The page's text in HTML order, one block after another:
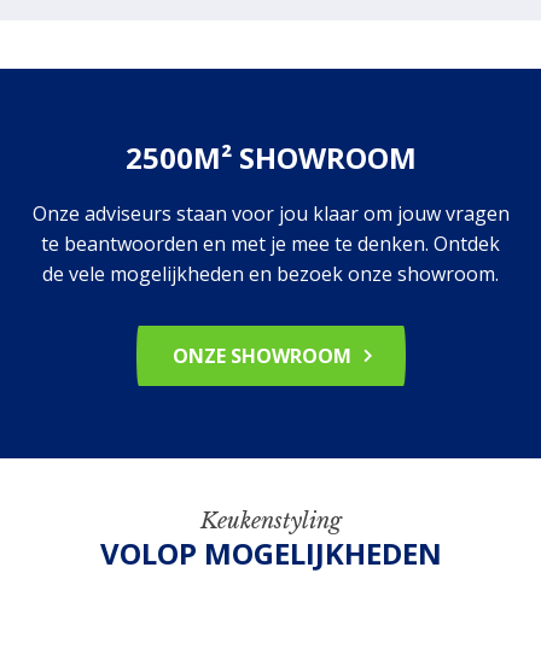
2500M² SHOWROOM
Onze adviseurs staan voor jou klaar om jouw vragen
te beantwoorden en met je mee te denken. Ontdek
de vele mogelijkheden en bezoek onze showroom.
ONZE SHOWROOM
Keukenstyling
VOLOP MOGELIJKHEDEN